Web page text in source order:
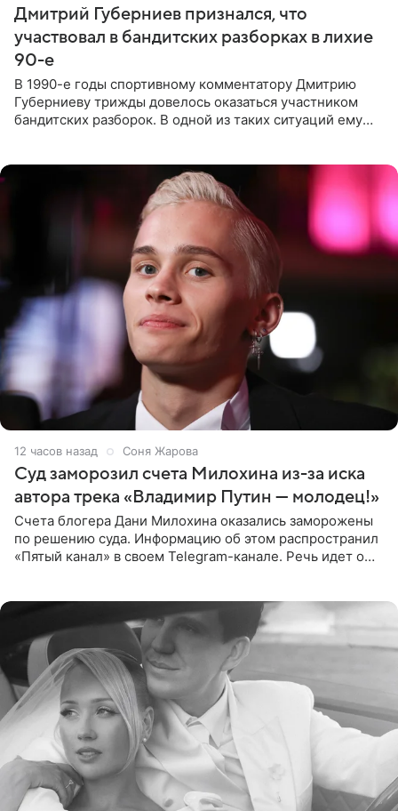
Дмитрий Губерниев признался, что
участвовал в бандитских разборках в лихие
90-е
В 1990-е годы спортивному комментатору Дмитрию
Губерниеву трижды довелось оказаться участником
бандитских разборок. В одной из таких ситуаций ему
12 часов назад Соня Жарова
Суд заморозил счета Милохина из-за иска
автора трека «Владимир Путин — молодец!»
Счета блогера Дани Милохина оказались заморожены
по решению суда. Информацию об этом распространил
«Пятый канал» в своем Telegram-канале. Речь идет о